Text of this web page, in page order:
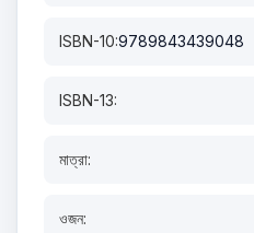
ISBN-10:9789843439048
ISBN-13:
মাত্রা:
ওজন: